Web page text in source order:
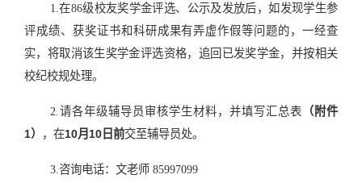
1.在86级校友奖学金评选、公示及发放后，如发现学生参
评成绩、获奖证书和科研成果有弄虚作假等问题的，一经查
实，将取消该生奖学金评选资格，追回已发奖学金，并按相关
校纪校规处理。
2.请各年级辅导员审核学生材料，并填写汇总表 （附件
1）
，在10月10日前交至辅导员处。
3.咨询电话：文老师 85997099